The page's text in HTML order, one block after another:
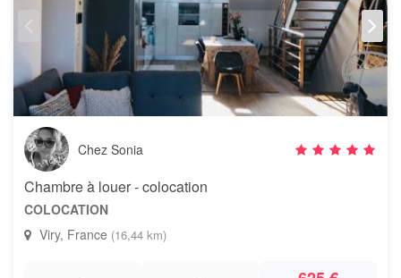
Chez Sonia
Chambre à louer - colocation
COLOCATION
Viry, France (16,44 km)